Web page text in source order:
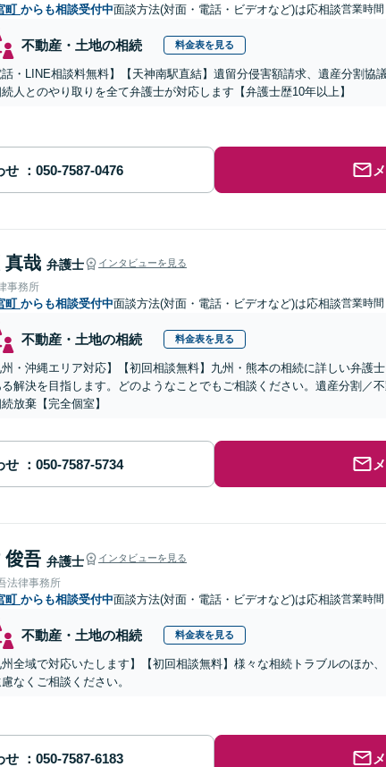
町からも相談受付中面談方法(対面・電話・ビデオなど)は応相談営業時間
不動産・土地の相続 料金表を見る
話・LINE相談料無料】【天神南駅直結】遺留分侵害額請求、遺産分割協
人とのやり取りを全て弁護士が対応します【弁護士歴10年以上】
せ
真哉 弁護士 インタビューを見る
事務所
町からも相談受付中面談方法(対面・電話・ビデオなど)は応相談営業時間
不動産・土地の相続 料金表を見る
州・沖縄エリア対応】【初回相談無料】九州・熊本の相続に詳しい弁護
解決を目指します。どのようなことでもご相談ください。遺産分割／
放棄【完全個室】
せ
俊吾 弁護士 インタビューを見る
法律事務所
町からも相談受付中面談方法(対面・電話・ビデオなど)は応相談営業時間
不動産・土地の相続 料金表を見る
州全域で対応いたします】【初回相談無料】様々な相続トラブルのほか
なくご相談ください。
せ